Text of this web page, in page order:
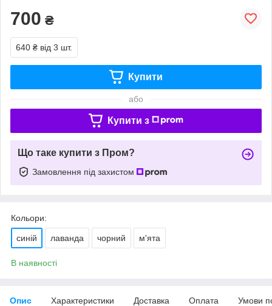
700 ₴
640 ₴ від 3 шт.
Купити
або
Купити з
Що таке купити з Пром?
Замовлення під захистом
Кольори:
синій лаванда чорний м'ята
В наявності
Опис Характеристики Доставка Оплата Умови